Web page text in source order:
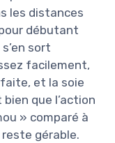
les distances
débutant
sort
facilement,
et la soie
que l’action
» comparé à
gérable.